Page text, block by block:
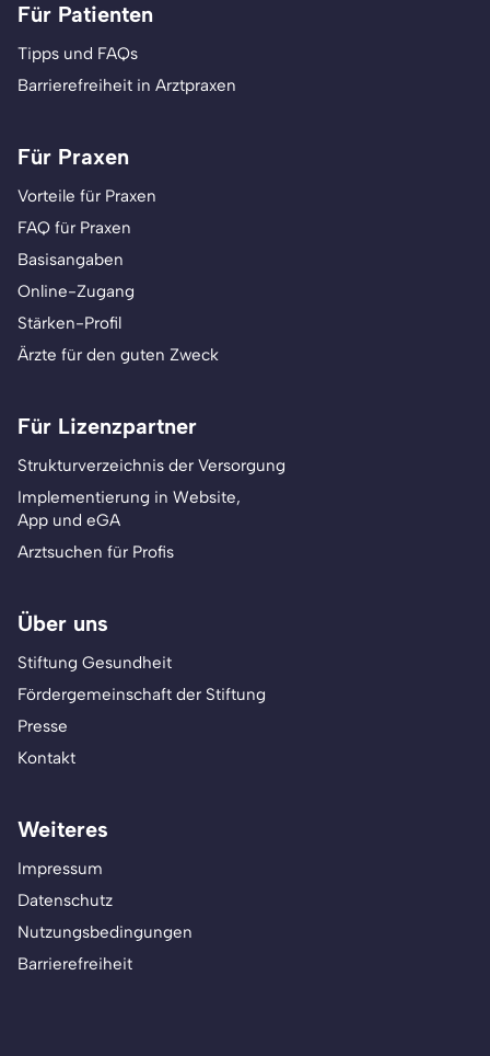
Für Patienten
Tipps und FAQs
Barrierefreiheit in Arztpraxen
Für Praxen
Vorteile für Praxen
FAQ für Praxen
Basisangaben
Online-Zugang
Stärken-Profil
Ärzte für den guten Zweck
Für Lizenzpartner
Strukturverzeichnis der Versorgung
Implementierung in Website,
App und eGA
Arztsuchen für Profis
Über uns
Stiftung Gesundheit
Fördergemeinschaft der Stiftung
Presse
Kontakt
Weiteres
Impressum
Datenschutz
Nutzungsbedingungen
Barrierefreiheit